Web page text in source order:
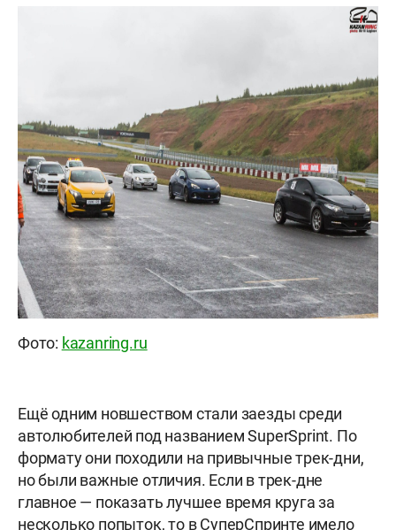
Фото: kazanring.ru
Ещё одним новшеством стали заезды среди
автолюбителей под названием SuperSprint. По
формату они походили на привычные трек-дни,
но были важные отличия. Если в трек-дне
главное — показать лучшее время круга за
несколько попыток, то в СуперСпринте имело